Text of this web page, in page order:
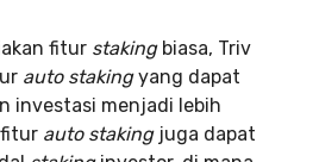
fitur stakingbiasa, Triv
auto stakingyang dapat
investasi menjadi lebih
auto stakingjuga dapat